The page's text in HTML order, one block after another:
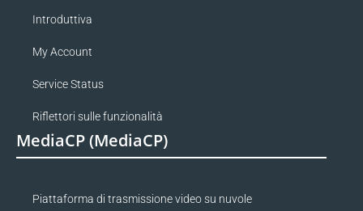
Introduttiva
My Account
Service Status
Riflettori sulle funzionalità
MediaCP (MediaCP)
Piattaforma di trasmissione video su nuvole